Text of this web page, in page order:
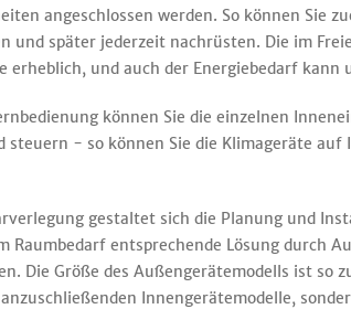
angeschlossen werden. So können Sie
und später jederzeit nachrüsten. Die im
erheblich, und auch der Energiebedarf kann
können Sie die einzelnen
steuern - so können Sie die Klimageräte auf
gestaltet sich die Planung und
Raumbedarf entsprechende Lösung durch
Die Größe des Außengerätemodells ist so
Innengerätemodelle,